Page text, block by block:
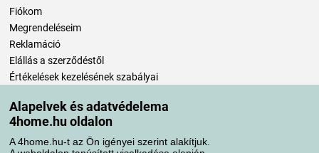
Alapelvek és adatvédelema
4home.hu oldalon
A 4home.hu-t az Ön igényei szerint alakítjuk.
Fiókom
Megrendeléseim
Reklamáció
Elállás a szerződéstől
Értékelések kezelésének szabályai
Szállítási módok